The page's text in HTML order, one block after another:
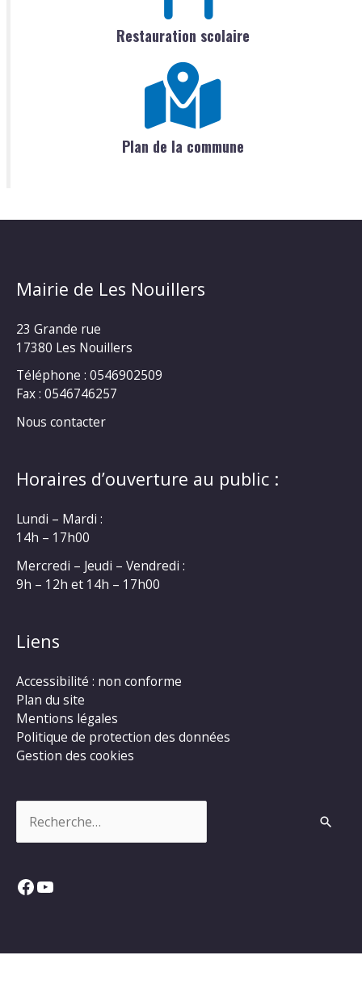
Restauration scolaire
Plan de la commune
Mairie de Les Nouillers
23 Grande rue
17380 Les Nouillers
Téléphone : 0546902509
Fax : 0546746257
Nous contacter
Horaires d’ouverture au public :
Lundi – Mardi :
14h – 17h00
Mercredi – Jeudi – Vendredi :
9h – 12h et 14h – 17h00
Liens
Accessibilité : non conforme
Plan du site
Mentions légales
Politique de protection des données
Gestion des cookies
Facebook
YouTube